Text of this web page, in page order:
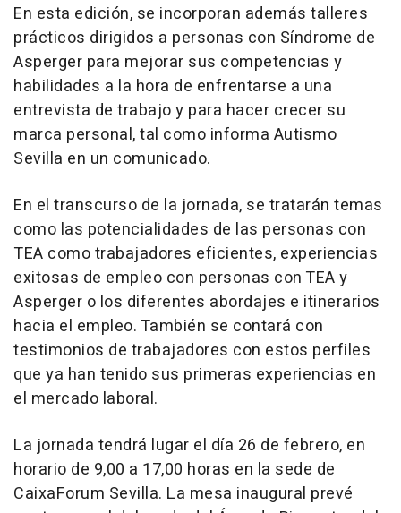
En esta edición, se incorporan además talleres
prácticos dirigidos a personas con Síndrome de
Asperger para mejorar sus competencias y
habilidades a la hora de enfrentarse a una
entrevista de trabajo y para hacer crecer su
marca personal, tal como informa Autismo
Sevilla en un comunicado.
En el transcurso de la jornada, se tratarán temas
como las potencialidades de las personas con
TEA como trabajadores eficientes, experiencias
exitosas de empleo con personas con TEA y
Asperger o los diferentes abordajes e itinerarios
hacia el empleo. También se contará con
testimonios de trabajadores con estos perfiles
que ya han tenido sus primeras experiencias en
el mercado laboral.
La jornada tendrá lugar el día 26 de febrero, en
horario de 9,00 a 17,00 horas en la sede de
CaixaForum Sevilla. La mesa inaugural prevé